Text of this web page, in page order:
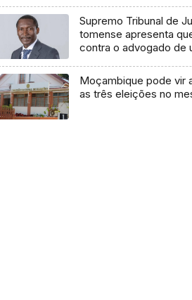
Supremo Tribunal de
tomense apresenta
contra o advogado de
Moçambique pode vir
as três eleições no